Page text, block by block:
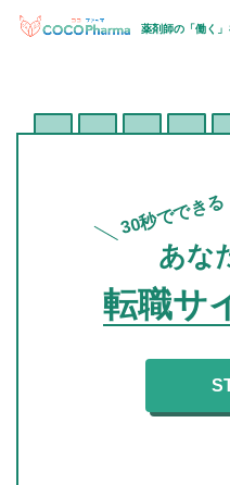
薬剤師の「働く
30秒でできる
あな
転職サ